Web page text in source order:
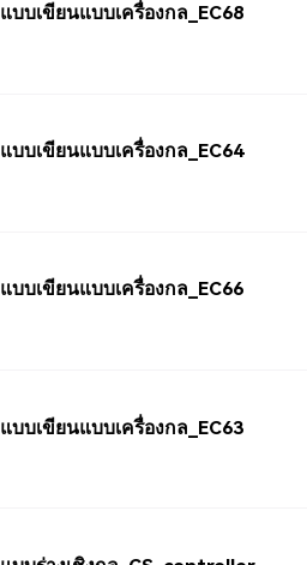
แบบเขียนแบบเครื่องกล_EC68
แบบเขียนแบบเครื่องกล_EC64
แบบเขียนแบบเครื่องกล_EC66
แบบเขียนแบบเครื่องกล_EC63